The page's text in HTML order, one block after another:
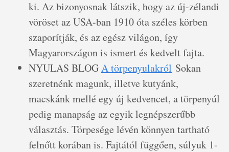
ki. Az bizonyosnak látszik, hogy az új-zélandi
vöröset az USA-ban 1910 óta széles körben
szaporítják, és az egész világon, így
Magyarországon is ismert és kedvelt fajta.
NYULAS BLOGA törpenyulakról Sokan
szeretnénk magunk, illetve kutyánk,
macskánk mellé egy új kedvencet, a törpenyúl
pedig manapság az egyik legnépszerűbb
választás. Törpesége lévén könnyen tartható
felnőtt korában is. Fajtától függően, súlyuk 1-